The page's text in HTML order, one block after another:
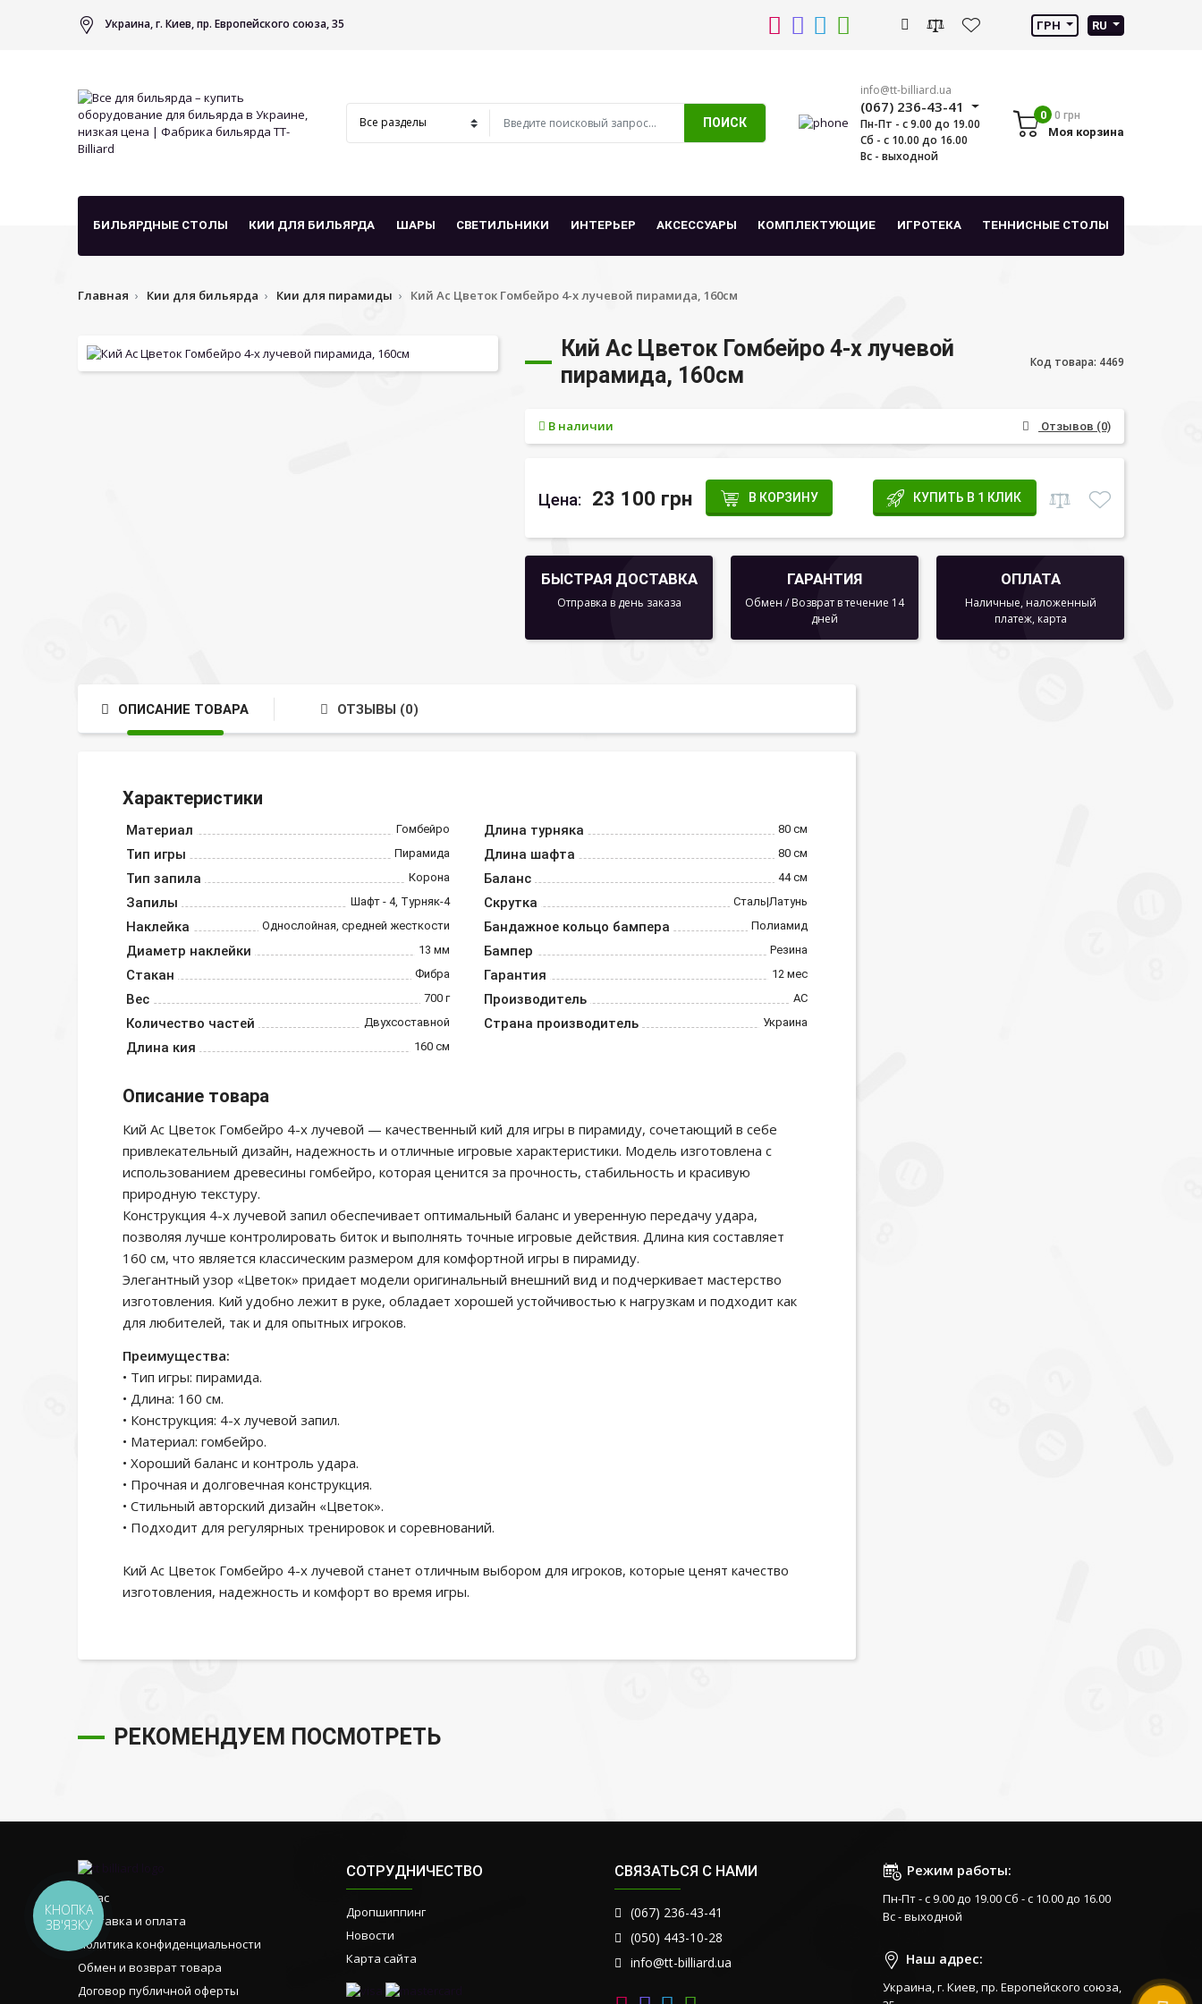
Украина, г. Киев, пр. Европейского союза, 35 ГРН RU
ПОИСК
info@tt-billiard.ua
(067) 236-43-41
Пн-Пт - с 9.00 до 19.00
Сб - с 10.00 до 16.00
Вс - выходной
0 0 грн
Моя корзина
БИЛЬЯРДНЫЕ СТОЛЫ КИИ ДЛЯ БИЛЬЯРДА ШАРЫ СВЕТИЛЬНИКИ ИНТЕРЬЕР АКСЕССУАРЫ КОМПЛЕКТУЮЩИЕ ИГРОТЕКА ТЕННИСНЫЕ СТОЛЫ
Главная Кии для бильярда Кии для пирамиды Кий Ас Цветок Гомбейро 4-х лучевой пирамида, 160см
Кий Ас Цветок Гомбейро 4-х лучевой
пирамида, 160см
Код товара: 4469
В наличии Отзывов (0)
Цена: 23 100 грн В КОРЗИНУ КУПИТЬ В 1 КЛИК
БЫСТРАЯ ДОСТАВКА
Отправка в день заказа
ГАРАНТИЯ
Обмен / Возврат в течение 14
дней
ОПЛАТА
Наличные, наложенный
платеж, карта
ОПИСАНИЕ ТОВАРА ОТЗЫВЫ (0)
Характеристики
Материал Гомбейро
Тип игры Пирамида
Тип запила Корона
Запилы Шафт - 4, Турняк-4
Наклейка Однослойная, средней жесткости
Диаметр наклейки 13 мм
Стакан Фибра
Вес 700 г
Количество частей Двухсоставной
Длина кия 160 см
Длина турняка 80 см
Длина шафта 80 см
Баланс 44 см
Скрутка Сталь|Латунь
Бандажное кольцо бампера Полиамид
Бампер Резина
Гарантия 12 мес
Производитель АС
Страна производитель Украина
Описание товара
Кий Ас Цветок Гомбейро 4-х лучевой — качественный кий для игры в пирамиду, сочетающий в себе
привлекательный дизайн, надежность и отличные игровые характеристики. Модель изготовлена с
использованием древесины гомбейро, которая ценится за прочность, стабильность и красивую
природную текстуру.
Конструкция 4-х лучевой запил обеспечивает оптимальный баланс и уверенную передачу удара,
позволяя лучше контролировать биток и выполнять точные игровые действия. Длина кия составляет
160 см, что является классическим размером для комфортной игры в пирамиду.
Элегантный узор «Цветок» придает модели оригинальный внешний вид и подчеркивает мастерство
изготовления. Кий удобно лежит в руке, обладает хорошей устойчивостью к нагрузкам и подходит как
для любителей, так и для опытных игроков.
Преимущества:
• Тип игры: пирамида.
• Длина: 160 см.
• Конструкция: 4-х лучевой запил.
• Материал: гомбейро.
• Хороший баланс и контроль удара.
• Прочная и долговечная конструкция.
• Стильный авторский дизайн «Цветок».
• Подходит для регулярных тренировок и соревнований.
Кий Ас Цветок Гомбейро 4-х лучевой станет отличным выбором для игроков, которые ценят качество
изготовления, надежность и комфорт во время игры.
РЕКОМЕНДУЕМ ПОСМОТРЕТЬ
О нас
Доставка и оплата
Политика конфиденциальности
Обмен и возврат товара
Договор публичной оферты
СОТРУДНИЧЕСТВО
Дропшиппинг
Новости
Карта сайта
Режим работы:
Пн-Пт - с 9.00 до 19.00 Сб - с 10.00 до 16.00
Вс - выходной
Наш адрес:
Украина, г. Киев, пр. Европейского союза,
СВЯЗАТЬСЯ С НАМИ
(067) 236-43-41
(050) 443-10-28
info@tt-billiard.ua
КНОПКА
ЗВ'ЯЗКУ